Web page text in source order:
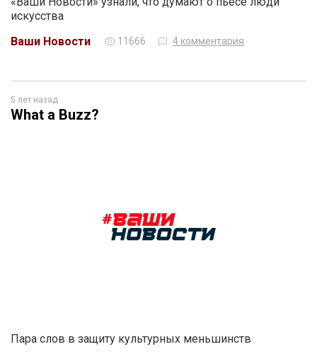
искусства
Ваши Новости
11666 4 комментария
5 лет назад
What a Buzz?
Пара слов в защиту культурных меньшинств